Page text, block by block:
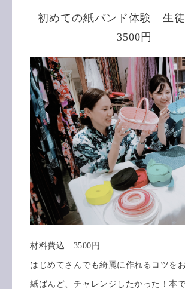
初めての紙バンド体験 生
3500円
材料費込 3500円
はじめてさんでも綺麗に作れるコツをお
紙ばんど、チャレンジしたかった！本